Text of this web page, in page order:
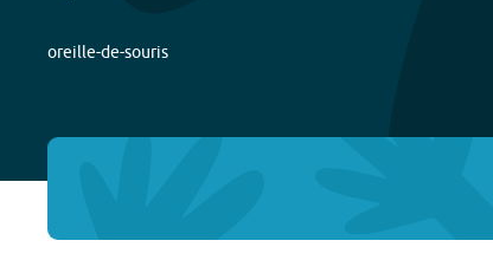
oreille-de-souris